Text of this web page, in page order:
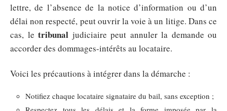
lettre, de l’absence de la notice d’information ou d’un
délai non respecté, peut ouvrir la voie à un litige. Dans ce
cas, le tribunal judiciaire peut annuler la demande ou
accorder des dommages-intérêts au locataire.
Voici les précautions à intégrer dans la démarche :
Notifiez chaque locataire signataire du bail, sans exception ;